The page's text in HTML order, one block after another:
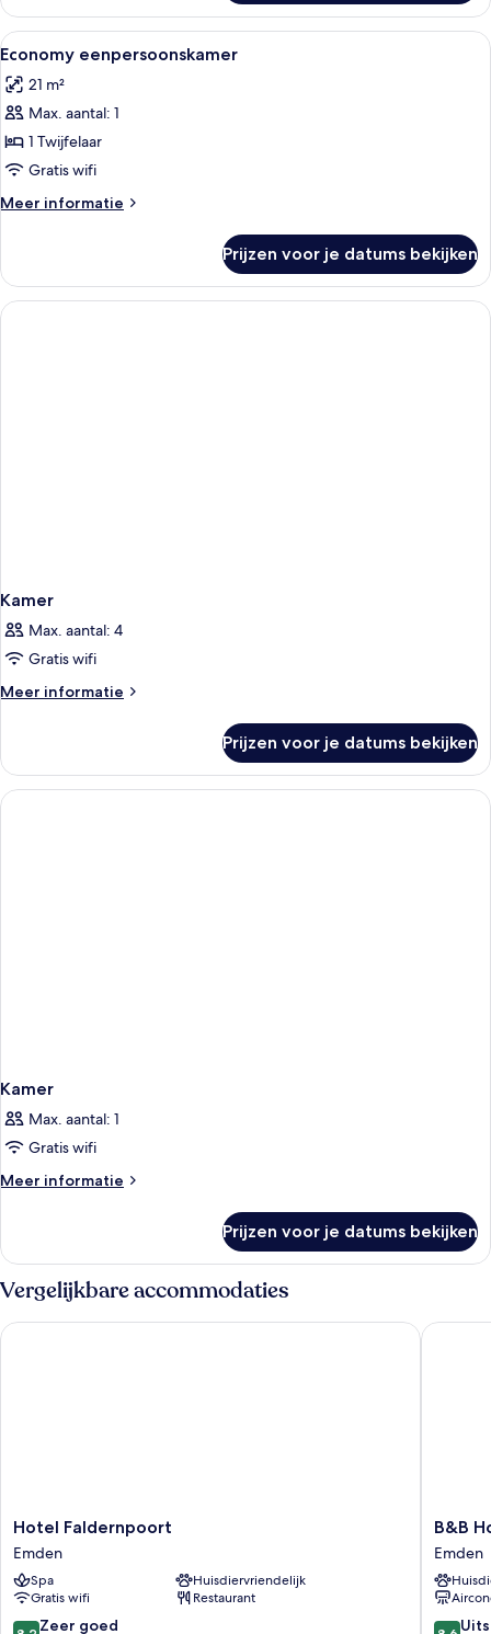
tweepersoonskamer
Alle
foto's
voor
Economy
eenpersoonskamer
laden
Een hotelkamer met een bed,
1
Economy eenpersoonskamer
21 m²
Max. aantal: 1
1 Twijfelaar
Gratis wifi
Meer informatie
Meer
eenpersoonskamer
Prijzen voor je datums bekijken
Kamer
Max. aantal: 4
Gratis wifi
Meer informatie
Meer
Prijzen voor je datums bekijken
Kamer
Max. aantal: 1
Gratis wifi
Meer informatie
Meer
Prijzen voor je datums bekijken
Vergelijkbare accommodaties
Hotel
Faldernpoort
Emden
Hotel Faldernpoort
Emden
Spa
Huisdiervriendelijk
Gratis wifi
Restaurant
8.2 Zeer goed
Hotel Faldernpoort
B&B
Hotel
Emden
Emden
B&B
Emden
8.6
B&B